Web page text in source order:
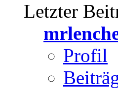
Letzter
Profil